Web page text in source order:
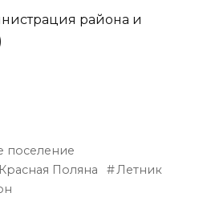
района и
поселение
Красная Поляна
Летник